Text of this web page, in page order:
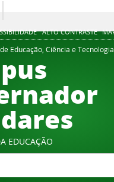
ALTO CONTRASTE
Educação, Ciência e
EDUCAÇÃO